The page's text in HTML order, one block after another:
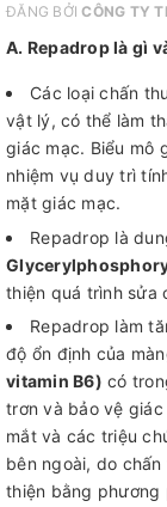
ĐĂNG BỞICÔNG TY
A. Repadrop là gì
Các loại chấn
vật lý, có thể làm
giác mạc. Biểu mô
nhiệm vụ duy trì
mặt giác mạc.
Repadrop là
thiện quá trình sửa
Repadrop làm
độ ổn định của
vitamin B6) có
trơn và bảo vệ
mắt và các triệu
bên ngoài, do
thiện bằng phương